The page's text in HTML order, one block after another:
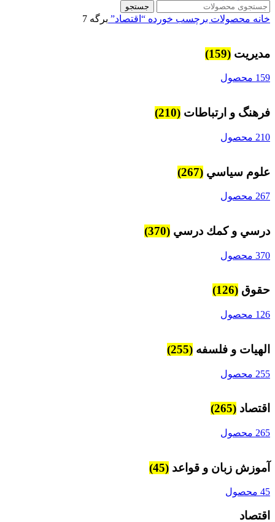
جستجو
خانه محصولات برچسب خورده “اقتصاد” برگه 7
مديريت (159)
159 محصول
فرهنگ و ارتباطات (210)
210 محصول
علوم سياسي (267)
267 محصول
درسي و كمك درسي (370)
370 محصول
حقوق (126)
126 محصول
الهیات و فلسفه (255)
255 محصول
اقتصاد (265)
265 محصول
آموزش زبان و قواعد (45)
45 محصول
اقتصاد